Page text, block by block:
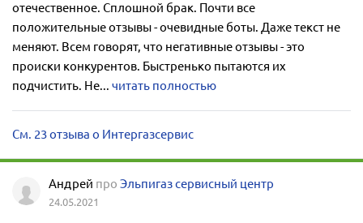
отечественное. Сплошной брак. Почти все
положительные отзывы - очевидные боты. Даже текст не
меняют. Всем говорят, что негативные отзывы - это
происки конкурентов. Быстренько пытаются их
подчистить. Не... читать полностью
См. 23 отзыва о Интергазсервис
Андрей проЭльпигаз сервисный центр
24.05.2021